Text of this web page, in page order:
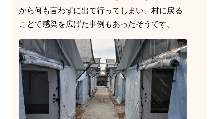
から何も言わずに出て行ってしまい、村に戻る
ことで感染を広げた事例もあったそうです。